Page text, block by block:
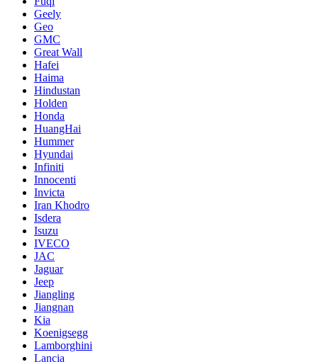
Geely
Geo
GMC
Great Wall
Hafei
Haima
Hindustan
Holden
Honda
HuangHai
Hummer
Hyundai
Infiniti
Innocenti
Invicta
Iran Khodro
Isdera
Isuzu
IVECO
JAC
Jaguar
Jeep
Jiangling
Jiangnan
Kia
Koenigsegg
Lamborghini
Lancia